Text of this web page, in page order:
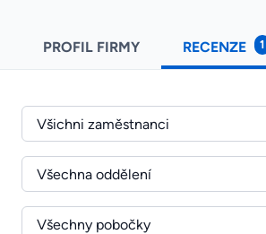
PROFIL FIRMY RECENZE 1